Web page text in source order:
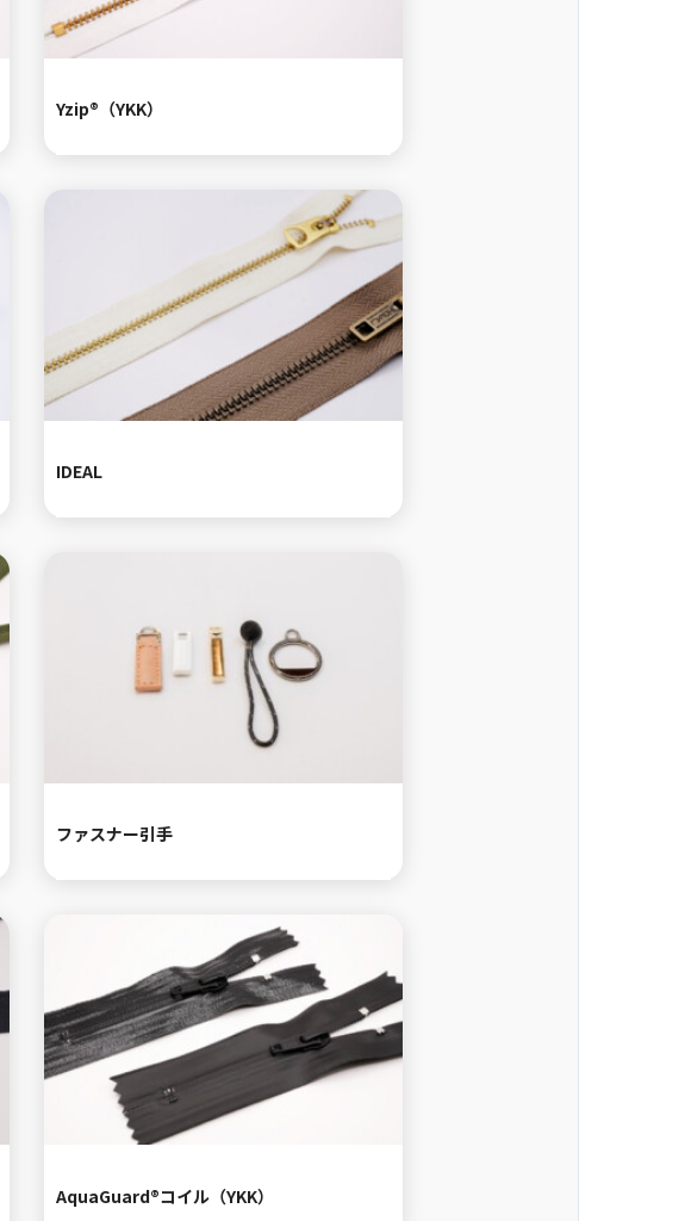
Yzip®（YKK）
IDEAL
ファスナー引手
AquaGuard®コイル（YKK）